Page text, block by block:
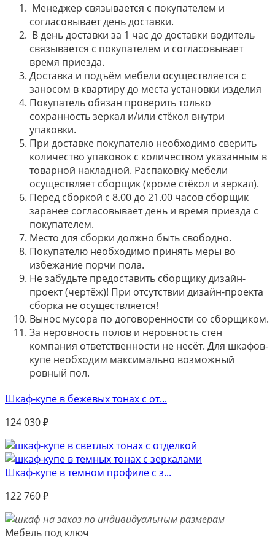
Менеджер связывается с покупателем и
согласовывает день доставки.
В день доставки за 1 час до доставки водитель
связывается с покупателем и согласовывает
время приезда.
Доставка и подъём мебели осуществляется с
заносом в квартиру до места установки изделия
Покупатель обязан проверить только
сохранность зеркал и/или стёкол внутри
упаковки.
При доставке покупателю необходимо сверить
количество упаковок с количеством указанным в
товарной накладной. Распаковку мебели
осуществляет сборщик (кроме стёкол и зеркал).
Перед сборкой с 8.00 до 21.00 часов сборщик
заранее согласовывает день и время приезда с
покупателем.
Место для сборки должно быть свободно.
Покупателю необходимо принять меры во
избежание порчи пола.
Не забудьте предоставить сборщику дизайн-
проект (чертёж)! При отсутствии дизайн-проекта
сборка не осуществляется!
Вынос мусора по договоренности со сборщиком.
За неровность полов и неровность стен
компания ответственности не несёт. Для шкафов-
купе необходим максимально возможный
ровный пол.
Шкаф-купе в бежевых тонах с от...
124 030₽
Шкаф-купе в темном профиле с з...
122 760₽
Мебель под ключ